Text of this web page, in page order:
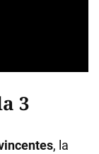
3
, la